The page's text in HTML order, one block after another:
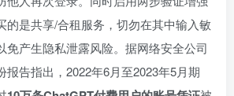
的是共享/合租服务，切勿在其中输入敏
免产生隐私泄露风险。据网络安全公司
报告指出，2022年6月至2023年5月期